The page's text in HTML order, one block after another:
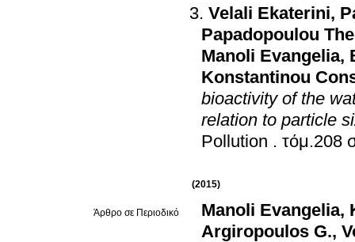
Velali Ekaterini,
Papadopoulou
Manoli Evangelia,
Konstantinou
bioactivity of the
relation to particle
Pollution .
(2015)
Άρθρο σε Περιοδικό Manoli Evangelia,
Argiropoulos G.,